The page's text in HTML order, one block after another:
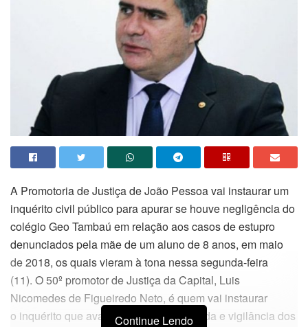
A Promotoria de Justiça de João Pessoa vai instaurar um
inquérito civil público para apurar se houve negligência do
colégio Geo Tambaú em relação aos casos de estupro
denunciados pela mãe de um aluno de 8 anos, em maio
de 2018, os quais vieram à tona nessa segunda-feira
(11). O 50º promotor de Justiça da Capital, Luis
Nicomedes de Figueiredo Neto, é quem vai instaurar
o inquérito que avaliará o dever de guarda e vigilância dos
Continue Lendo